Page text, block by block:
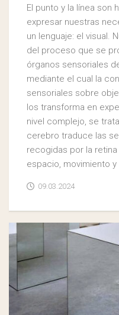
El punto y la línea son
expresar nuestras
un lenguaje: el visual.
del proceso que se
órganos sensoriales
mediante el cual la
sensoriales sobre
los transforma en
nivel complejo, se
cerebro traduce las
recogidas por la
espacio, movimiento y
09.03.2024